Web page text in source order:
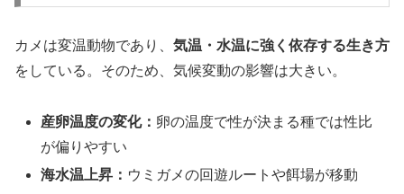
カメは変温動物であり、 気温・水温に強く依存する生き方
をしている。そのため、気候変動の影響は大きい。
産卵温度の変化： 卵の温度で性が決まる種では性比
が偏りやすい
海水温上昇： ウミガメの回遊ルートや餌場が移動